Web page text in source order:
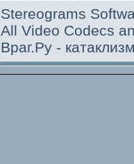
Stereograms
All Video Codecs
Враг.Ру -